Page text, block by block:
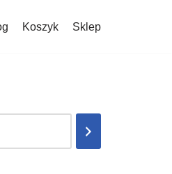
Koszyk Sklep